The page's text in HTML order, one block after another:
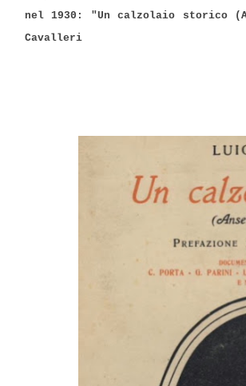
nel 1930: "Un calzolaio storico
Cavalleri